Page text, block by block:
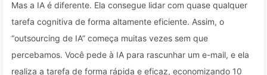
Mas a IA é diferente. Ela consegue lidar com quase qualquer
tarefa cognitiva de forma altamente eficiente. Assim, o
“outsourcing de IA” começa muitas vezes sem que
percebamos. Você pede à IA para rascunhar um e-mail, e ela
realiza a tarefa de forma rápida e eficaz, economizando 10